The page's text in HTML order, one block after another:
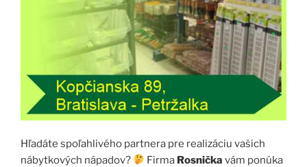
Hľadáte spoľahlivého partnera pre realizáciu vašich
nábytkových nápadov?
Firma Rosnička vám ponúka